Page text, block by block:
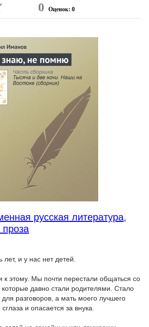
0 Оценок: 0
русская литература,
и у нас нет детей.
этому. Мы почти перестали общаться со
давно стали родителями. Стало
разговоров, а мать моего лучшего
и опасается за внука.